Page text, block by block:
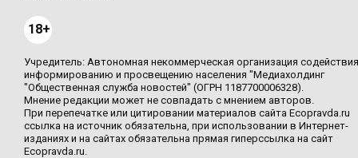
18+
Учредитель: Автономная некоммерческая организация содействия
информированию и просвещению населения "Медиахолдинг
"Общественная служба новостей" (ОГРН 1187700006328).
Мнение редакции может не совпадать с мнением авторов.
При перепечатке или цитировании материалов сайта Ecopravda.ru
ссылка на источник обязательна, при использовании в Интернет-
изданиях и на сайтах обязательна прямая гиперссылка на сайт
Ecopravda.ru.